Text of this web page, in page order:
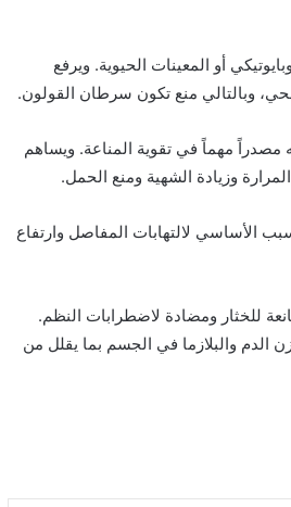
أو المعينات الحيوية. ويرفع
وبالتالي منع تكون سرطان القولون.
مصدراً مهماً في تقوية المناعة. ويساهم
وزيادة الشهية ومنع الحمل.
الأساسي لالتهابات المفاصل وارتفاع
للخثار ومضادة لاضطرابات النظم.
الدم والبلازما في الجسم بما يقلل من